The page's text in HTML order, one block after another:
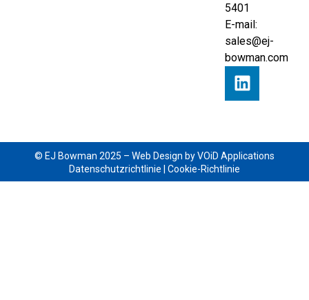
5401
E-mail:
sales@ej-
bowman.com
© EJ Bowman 2025 – Web Design by VOiD Applications
Datenschutzrichtlinie
Cookie-Richtlinie